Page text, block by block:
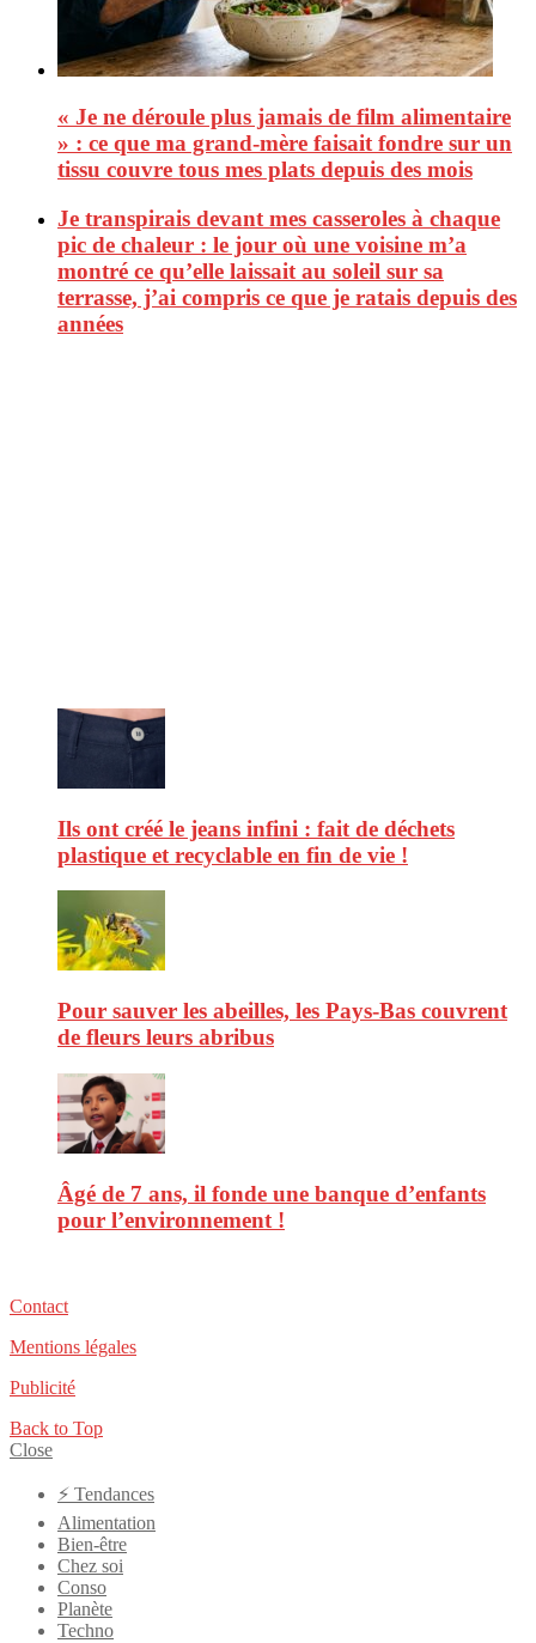
« Je ne déroule plus jamais de film alimentaire
» : ce que ma grand-mère faisait fondre sur un
tissu couvre tous mes plats depuis des mois
Je transpirais devant mes casseroles à chaque
pic de chaleur : le jour où une voisine m’a
montré ce qu’elle laissait au soleil sur sa
terrasse, j’ai compris ce que je ratais depuis des
années
Ils ont créé le jeans infini : fait de déchets
plastique et recyclable en fin de vie !
Pour sauver les abeilles, les Pays-Bas couvrent
de fleurs leurs abribus
Âgé de 7 ans, il fonde une banque d’enfants
pour l’environnement !
Contact
Mentions légales
Publicité
Back to Top
Close
⚡️ Tendances
Alimentation
Bien-être
Chez soi
Conso
Planète
Techno